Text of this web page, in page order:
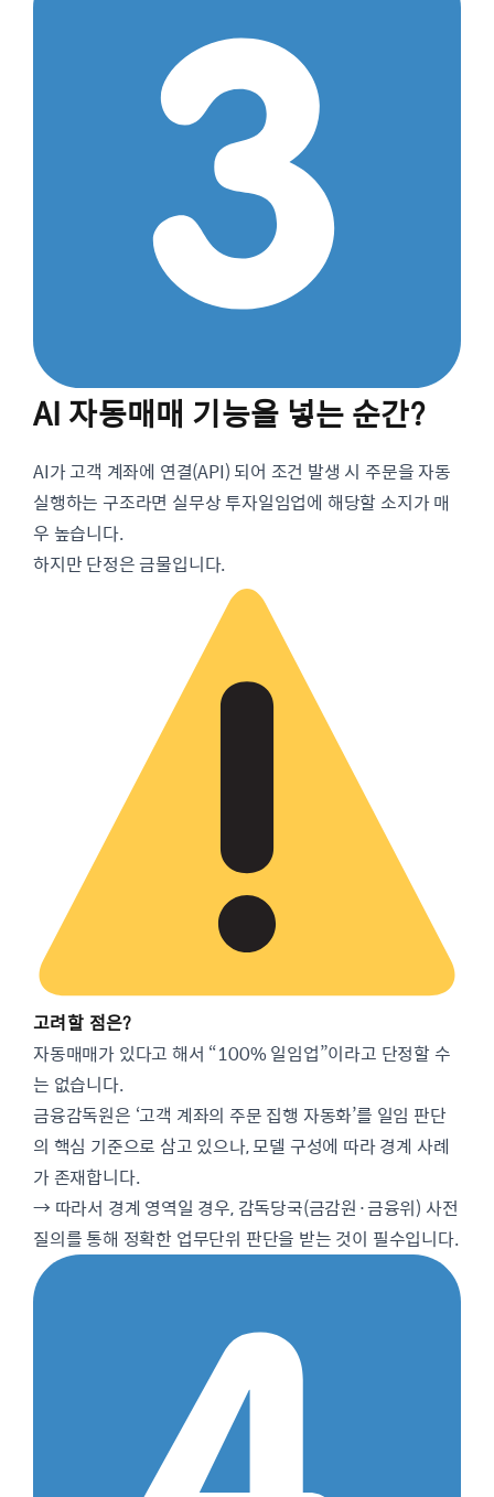
AI 자동매매 기능을 넣는 순간?
AI가 고객 계좌에 연결(API) 되어 조건 발생 시 주문을 자동
실행하는 구조라면 실무상 투자일임업에 해당할 소지가 매
우 높습니다.
하지만 단정은 금물입니다.
고려할 점은?
자동매매가 있다고 해서 “100% 일임업”이라고 단정할 수
는 없습니다.
금융감독원은 ‘고객 계좌의 주문 집행 자동화’를 일임 판단
의 핵심 기준으로 삼고 있으나, 모델 구성에 따라 경계 사례
가 존재합니다.
→ 따라서 경계 영역일 경우, 감독당국(금감원·금융위) 사전
질의를 통해 정확한 업무단위 판단을 받는 것이 필수입니다.